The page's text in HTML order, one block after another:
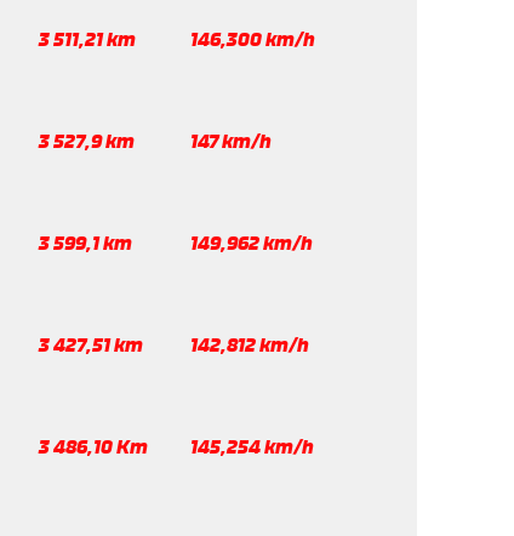
3 511,21 km 146,300 km/h
3 527,9 km 147 km/h
3 599,1 km 149,962 km/h
3 427,51 km 142,812 km/h
3 486,10 Km 145,254 km/h